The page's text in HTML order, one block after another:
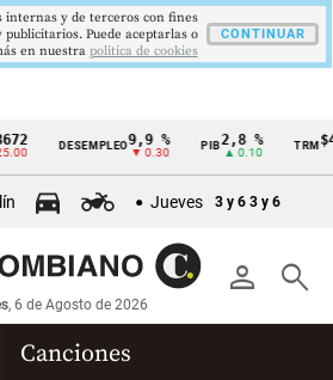
DESEMPLEO9,9 %
▼ 0.30
PIB 2,8 %
▲ 0.10
TRM
Jueves 3 y 6 3 y 6
person search
, 6 de Agosto de 2026
Canciones
internas y de terceros con fines
Puede aceptarlas o
en nuestra politica de cookies
CONTINUAR